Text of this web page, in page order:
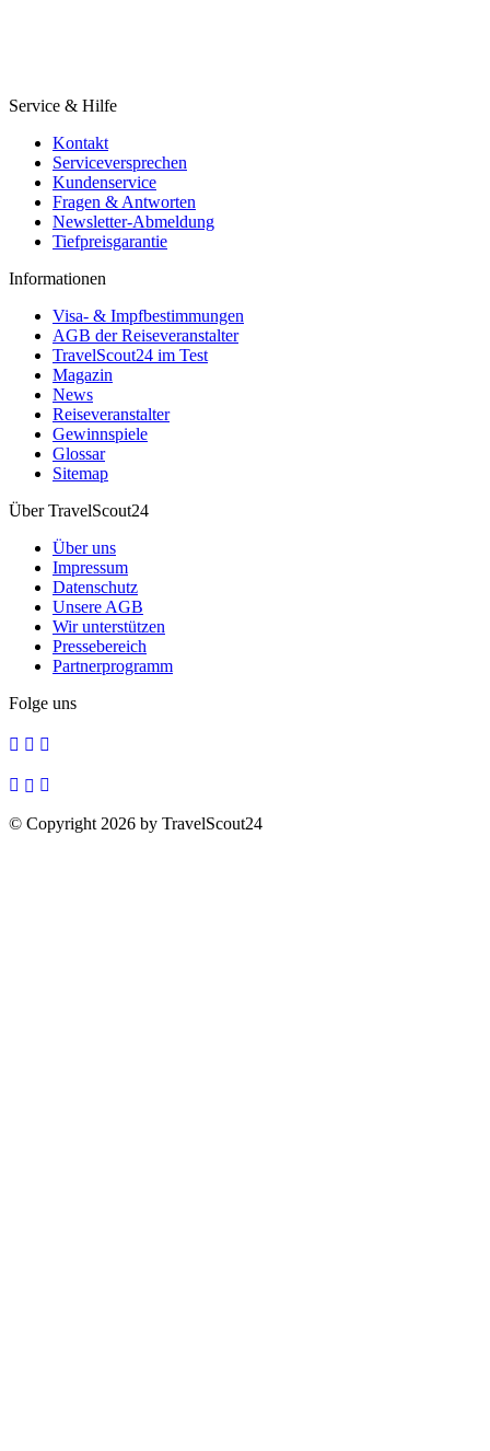
Service & Hilfe
Kontakt
Serviceversprechen
Kundenservice
Fragen & Antworten
Newsletter-Abmeldung
Tiefpreisgarantie
Informationen
Visa- & Impfbestimmungen
AGB der Reiseveranstalter
TravelScout24 im Test
Magazin
News
Reiseveranstalter
Gewinnspiele
Glossar
Sitemap
Über TravelScout24
Über uns
Impressum
Datenschutz
Unsere AGB
Wir unterstützen
Pressebereich
Partnerprogramm
Folge uns
© Copyright 2026 by TravelScout24